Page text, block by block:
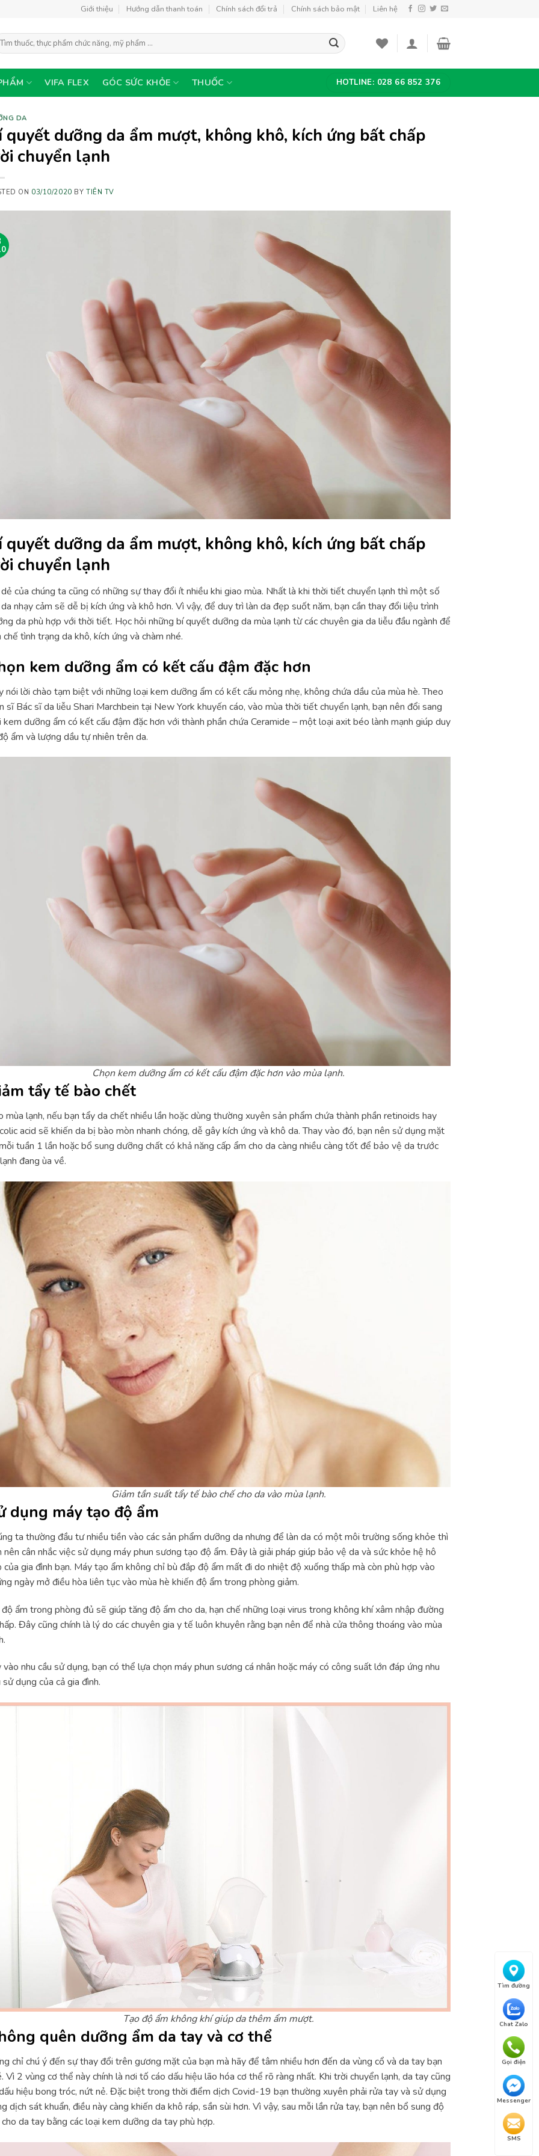
Tìm đường
Chat Zalo
Gọi điện
Messenger
SMS
Giới thiệu Hướng dẫn thanh toán Chính sách đổi trả Chính sách bảo mật Liên hệ
VIFA FLEX GÓC SỨC KHỎE THUỐC HOTLINE: 028 66 852 376
DA
quyết dưỡng da ẩm mượt, không khô, kích ứng bất chấp
chuyển lạnh
ON 03/10/2020 BY TIÊN TV
quyết dưỡng da ẩm mượt, không khô, kích ứng bất chấp
chuyển lạnh
của chúng ta cũng có những sự thay đổi ít nhiều khi giao mùa. Nhất là khi thời tiết chuyển lạnh thì một số
nhạy cảm sẽ dễ bị kích ứng và khô hơn. Vì vậy, để duy trì làn da đẹp suốt năm, bạn cần thay đổi liệu trình
da phù hợp với thời tiết. Học hỏi những bí quyết dưỡng da mùa lạnh từ các chuyên gia da liễu đầu ngành để
chế tình trạng da khô, kích ứng và chàm nhé.
kem dưỡng ẩm có kết cấu đậm đặc hơn
nói lời chào tạm biệt với những loại kem dưỡng ẩm có kết cấu mỏng nhẹ, không chứa dầu của mùa hè. Theo
sĩ Bác sĩ da liễu Shari Marchbein tại New York khuyến cáo, vào mùa thời tiết chuyển lạnh, bạn nên đổi sang
kem dưỡng ẩm có kết cấu đậm đặc hơn với thành phần chứa Ceramide – một loại axit béo lành mạnh giúp duy
ẩm và lượng dầu tự nhiên trên da.
Chọn kem dưỡng ẩm có kết cấu đậm đặc hơn vào mùa lạnh.
tẩy tế bào chết
mùa lạnh, nếu bạn tẩy da chết nhiều lần hoặc dùng thường xuyên sản phẩm chứa thành phần retinoids hay
acid sẽ khiến da bị bào mòn nhanh chóng, dễ gây kích ứng và khô da. Thay vào đó, bạn nên sử dụng mặt
tuần 1 lần hoặc bổ sung dưỡng chất có khả năng cấp ẩm cho da càng nhiều càng tốt để bảo vệ da trước
đang ùa về.
Giảm tần suất tẩy tế bào chế cho da vào mùa lạnh.
dụng máy tạo độ ẩm
ta thường đầu tư nhiều tiền vào các sản phẩm dưỡng da nhưng để làn da có một môi trường sống khỏe thì
nên cân nhắc việc sử dụng máy phun sương tạo độ ẩm. Đây là giải pháp giúp bảo vệ da và sức khỏe hệ hô
của gia đình bạn. Máy tạo ẩm không chỉ bù đắp độ ẩm mất đi do nhiệt độ xuống thấp mà còn phù hợp vào
ngày mở điều hòa liên tục vào mùa hè khiến độ ẩm trong phòng giảm.
độ ẩm trong phòng đủ sẽ giúp tăng độ ẩm cho da, hạn chế những loại virus trong không khí xâm nhập đường
Đây cũng chính là lý do các chuyên gia y tế luôn khuyên rằng bạn nên để nhà cửa thông thoáng vào mùa
vào nhu cầu sử dụng, bạn có thể lựa chọn máy phun sương cá nhân hoặc máy có công suất lớn đáp ứng nhu
sử dụng của cả gia đình.
Tạo độ ẩm không khí giúp da thêm ẩm mượt.
quên dưỡng ẩm da tay và cơ thể
chỉ chú ý đến sự thay đổi trên gương mặt của bạn mà hãy để tâm nhiều hơn đến da vùng cổ và da tay bạn
Vì 2 vùng cơ thể này chính là nơi tố cáo dấu hiệu lão hóa cơ thể rõ ràng nhất. Khi trời chuyển lạnh, da tay cũng
hiệu bong tróc, nứt nẻ. Đặc biệt trong thời điểm dịch Covid-19 bạn thường xuyên phải rửa tay và sử dụng
dịch sát khuẩn, điều này càng khiến da khô ráp, sần sùi hơn. Vì vậy, sau mỗi lần rửa tay, bạn nên bổ sung độ
cho da tay bằng các loại kem dưỡng da tay phù hợp.